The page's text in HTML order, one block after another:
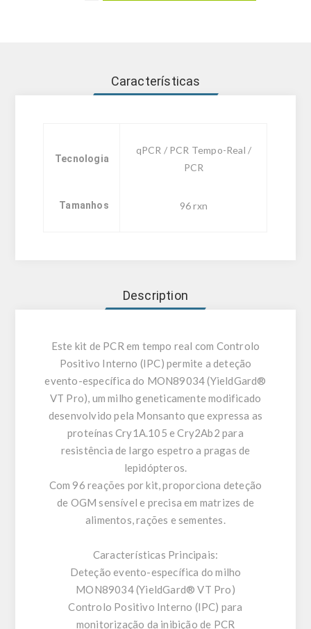
Características
Tecnologia
qPCR / PCR Tempo-Real /
PCR
Tamanhos 96 rxn
Description
Este kit de PCR em tempo real com Controlo
Positivo Interno (IPC) permite a deteção
evento-específica do MON89034 (YieldGard®
VT Pro), um milho geneticamente modificado
desenvolvido pela Monsanto que expressa as
proteínas Cry1A.105 e Cry2Ab2 para
resistência de largo espetro a pragas de
lepidópteros.
Com 96 reações por kit, proporciona deteção
de OGM sensível e precisa em matrizes de
alimentos, rações e sementes.
Características Principais:
Deteção evento-específica do milho
MON89034 (YieldGard® VT Pro)
Controlo Positivo Interno (IPC) para
monitorização da inibição de PCR